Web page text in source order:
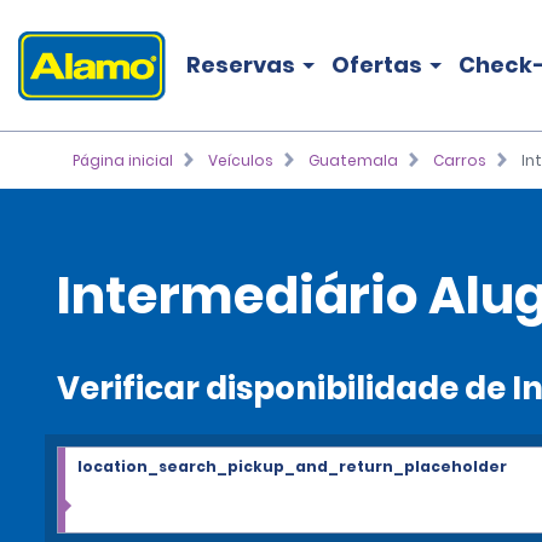
Reservas Ofertas
Página inicial Veículos Guatemala Carros
Intermediário
Verificar disponibilidade de
location_search_pickup_and_return_placeholder